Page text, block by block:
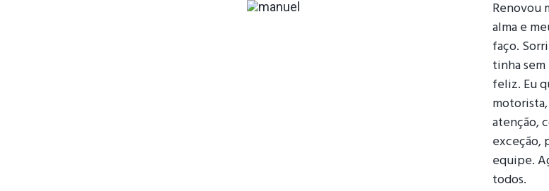
Renovou
alma e
faço.
tinha
feliz. Eu
atenção,
exceção,
equipe.
todos.